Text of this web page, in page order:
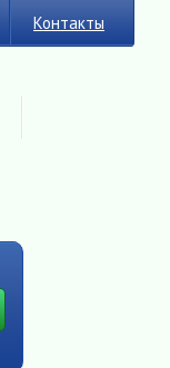
Контакты